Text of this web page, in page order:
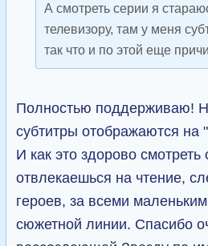
А смотреть серии я
телевизору, там у меня
так что и по этой еще
Полностью поддерживаю!
субтитры отображаются
И как это здорово
отвлекаешься на чтение,
героев, за всеми
сюжетной линии. Спасибо